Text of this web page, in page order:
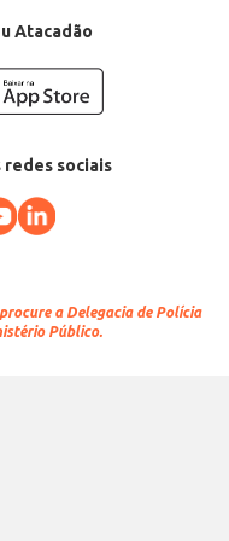
Atacadão
redes sociais
a Delegacia de Polícia
Público.